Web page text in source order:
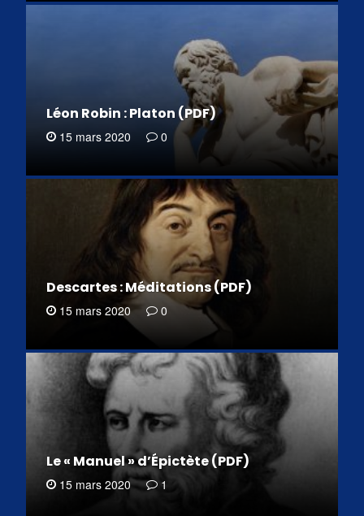
Léon Robin : Platon (PDF)
15 mars 2020 0
Descartes : Méditations (PDF)
15 mars 2020 0
Le « Manuel » d’Épictète (PDF)
15 mars 2020 1